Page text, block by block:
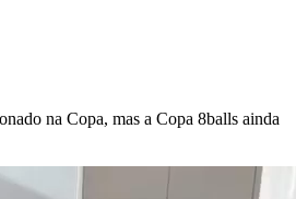
na Copa, mas a Copa 8balls ainda